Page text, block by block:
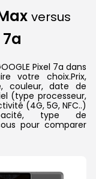
versus
7a
Pixel 7a dans
votre choix.Prix,
couleur, date de
(type processeur,
(4G, 5G, NFC..)
type de
pour comparer